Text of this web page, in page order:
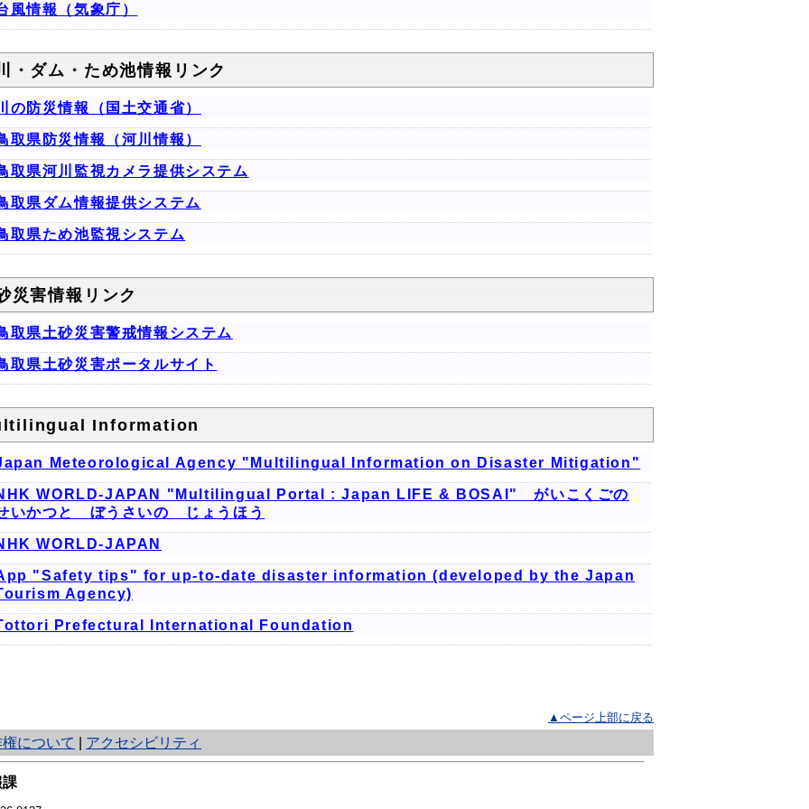
風情報（気象庁）
・ダム・ため池情報リンク
の防災情報（国土交通省）
取県防災情報（河川情報）
取県河川監視カメラ提供システム
取県ダム情報提供システム
取県ため池監視システム
災害情報リンク
取県土砂災害警戒情報システム
取県土砂災害ポータルサイト
Information
Meteorological Agency "Multilingual Information on Disaster Mitigation"
WORLD-JAPAN "Multilingual Portal : Japan LIFE & BOSAI" がいこくごの
いかつと ぼうさいの じょうほう
WORLD-JAPAN
"Safety tips" for up-to-date disaster information (developed by the Japan
Agency)
Prefectural International Foundation
▲ページ上部に戻る
について アクセシビリティ
課